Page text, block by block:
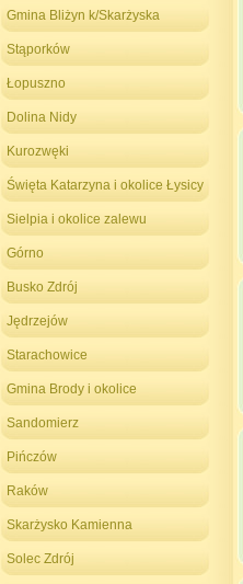
Gmina Bliżyn k/Skarżyska
Stąporków
Łopuszno
Dolina Nidy
Kurozwęki
Święta Katarzyna i okolice Łysicy
Sielpia i okolice zalewu
Górno
Busko Zdrój
Jędrzejów
Starachowice
Gmina Brody i okolice
Sandomierz
Pińczów
Raków
Skarżysko Kamienna
Solec Zdrój